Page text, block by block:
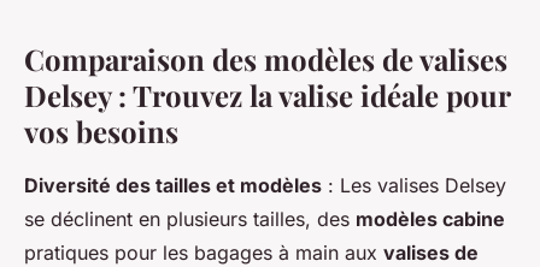
Comparaison des modèles de valises
Delsey : Trouvez la valise idéale pour
vos besoins
Diversité des tailles et modèles : Les valises Delsey
se déclinent en plusieurs tailles, des modèles cabine
pratiques pour les bagages à main aux valises de